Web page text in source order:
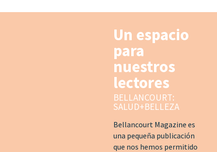
Un espacio
para
nuestros
lectores
BELLANCOURT:
SALUD+BELLEZA
Bellancourt Magazine es
una pequeña publicación
que nos hemos permitido